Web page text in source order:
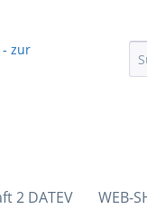
2 DATEV WEB-